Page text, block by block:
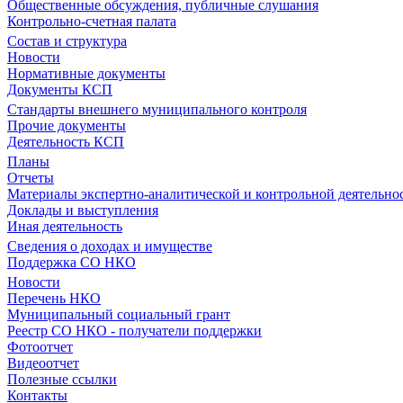
Общественные обсуждения, публичные слушания
Контрольно-счетная палата
Состав и структура
Новости
Нормативные документы
Документы КСП
Стандарты внешнего муниципального контроля
Прочие документы
Деятельность КСП
Планы
Отчеты
Материалы экспертно-аналитической и контрольной
Доклады и выступления
Иная деятельность
Сведения о доходах и имуществе
Поддержка СО НКО
Новости
Перечень НКО
Муниципальный социальный грант
Реестр СО НКО - получатели поддержки
Фотоотчет
Видеоотчет
Полезные ссылки
Контакты